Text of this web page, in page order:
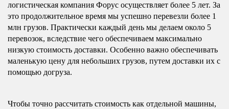
логистическая компания Форус осуществляет более 5 лет. За
это продолжительное время мы успешно перевезли более 1
млн грузов. Практически каждый день мы делаем около 5
перевозок, вследствие чего обеспечиваем максимально
низкую стоимость доставки. Особенно важно обеспечивать
маленькую цену для небольших грузов, путем доставки их с
помощью догруза.
Чтобы точно рассчитать стоимость как отдельной машины,